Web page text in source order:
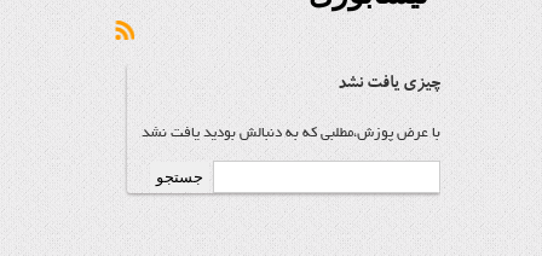
چیزی یافت نشد
با عرض پوزش،مطلبی که به دنبالش بودید یافت نشد
برای: